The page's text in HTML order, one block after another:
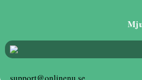
support@onlinenu.se